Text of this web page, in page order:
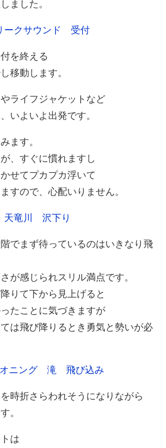
ました。
を終える
移動します。
ライフジャケットなど
いよいよ出発です。
ます。
、すぐに慣れますし
せてプカプカ浮いて
すので、心配いりません。
でまず待っているのはいきなり飛
が感じられスリル満点です。
りて下から見上げると
たことに気づきますが
は飛び降りるとき勇気と勢いが必
時折さらわれそうになりながら
。
は